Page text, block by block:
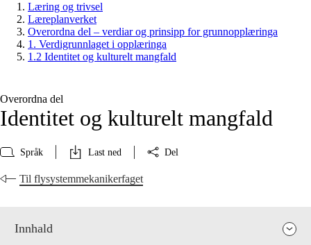
Læring og trivsel
Læreplanverket
Overordna del – verdiar og prinsipp for grunnopplæringa
1. Verdigrunnlaget i opplæringa
1.2 Identitet og kulturelt mangfald
Overordna del
Identitet og kulturelt mangfald
Språk Last ned Del
Til flysystemmekanikerfaget
Innhald